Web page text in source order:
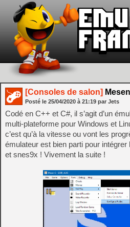
[Consoles de salon]
Posté le 25/04/2020 à 21:19 par Jets
Codé en C++ et C#, il s’agit d’un
multi-plateforme pour Windows et
c’est qu’à la vitesse ou vont les
émulateur est bien parti pour
et snes9x ! Vivement la suite !